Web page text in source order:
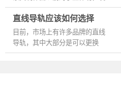
展到现在的机械化批量生产。五
金行业配件对通用性、互换性、
功能性、装饰性有了更高的...
直线导轨应该如何选择
目前，市场上有许多品牌的直线
导轨，其中大部分是可以更换
的。一般来说，各大厂家的各种